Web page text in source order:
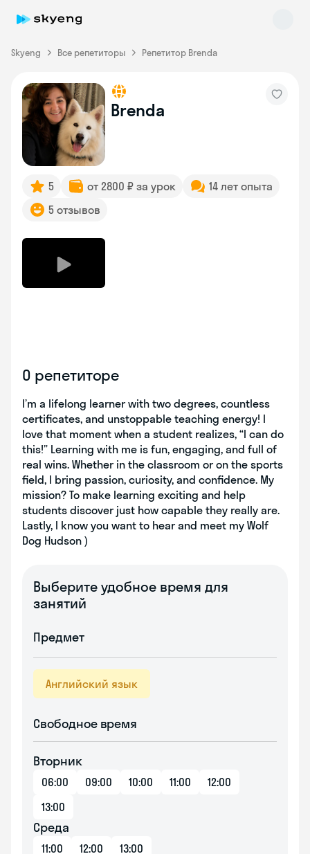
Skyeng Все репетиторы Репетитор Brenda
Brenda
5 от 2800 ₽ за урок
14 лет опыта
5 отзывов
О репетиторе
I’m a lifelong learner with two degrees, countless
certificates, and unstoppable teaching energy! I
love that moment when a student realizes, “I can do
this!” Learning with me is fun, engaging, and full of
real wins. Whether in the classroom or on the sports
field, I bring passion, curiosity, and confidence. My
mission? To make learning exciting and help
students discover just how capable they really are.
Lastly, I know you want to hear and meet my Wolf
Dog Hudson )
Выберите удобное время для
занятий
Предмет
Английский язык
Свободное время
Вторник
06:00 09:00 10:00 11:00
12:00
13:00
Среда
11:00 12:00 13:00
Skyeng Chat
online